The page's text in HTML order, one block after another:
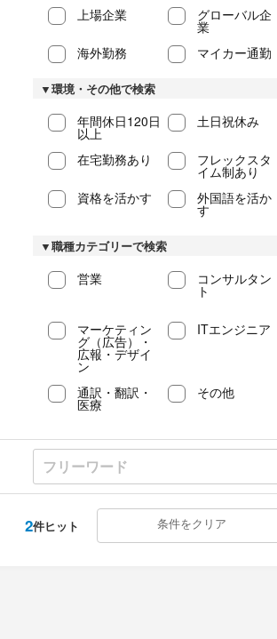
上場企業 グローバル企
業
海外勤務 マイカー通勤
▼環境・その他で検索
年間休日120日
以上
土日祝休み
在宅勤務あり フレックスタ
イム制あり
資格を活かす 外国語を活か
す
▼職種カテゴリーで検索
営業 コンサルタン
ト
マーケティン
グ（広告）・
広報・デザイ
ン
ITエンジニア
通訳・翻訳・
医療
その他
2件ヒット 条件をクリア